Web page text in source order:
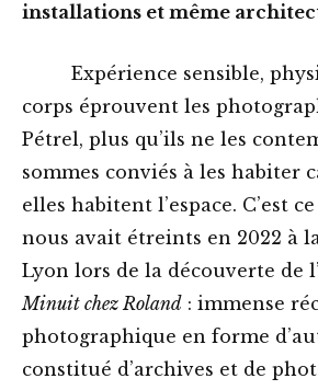
installations et même
Expérience sensible,
corps éprouvent les
Pétrel, plus qu’ils ne les
sommes conviés à les habiter
elles habitent l’espace. C’est
nous avait étreints en 2022 à
Lyon lors de la découverte de
Minuit chez Roland : immense
photographique en forme
constitué d’archives et de